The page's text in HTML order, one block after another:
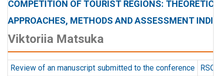
COMPETITION OF TOURIST REGIONS:
APPROACHES, METHODS AND ASSESSMENT
Viktoriia Matsuka
Review of an manuscript submitted to the conference